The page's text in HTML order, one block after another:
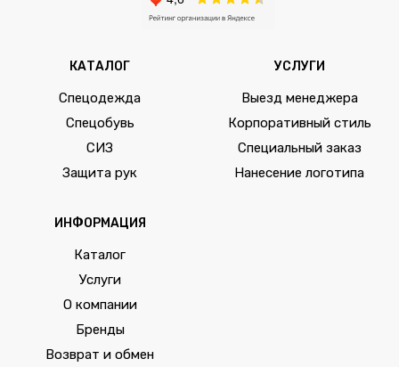
КАТАЛОГ
Спецодежда
Спецобувь
СИЗ
Защита рук
УСЛУГИ
Выезд менеджера
Корпоративный стиль
Специальный заказ
Нанесение логотипа
ИНФОРМАЦИЯ
Каталог
Услуги
О компании
Бренды
Возврат и обмен